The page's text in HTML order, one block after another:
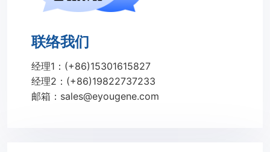
联络我们
经理1：(+86)15301615827
经理2：(+86)19822737233
邮箱：sales@eyougene.com